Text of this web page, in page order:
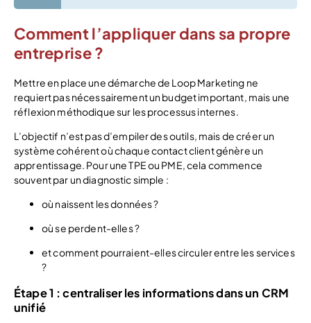
Comment l’appliquer dans sa propre
entreprise ?
Mettre en place une démarche de Loop Marketing ne
requiert pas nécessairement un budget important, mais une
réflexion méthodique sur les processus internes.
L’objectif n’est pas d’empiler des outils, mais de créer un
système cohérent où chaque contact client génère un
apprentissage. Pour une TPE ou PME, cela commence
souvent par un diagnostic simple :
où naissent les données ?
où se perdent-elles ?
et comment pourraient-elles circuler entre les services
?
Étape 1 : centraliser les informations dans un CRM
unifié